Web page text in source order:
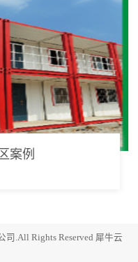
案例
.All Rights Reserved 犀牛云